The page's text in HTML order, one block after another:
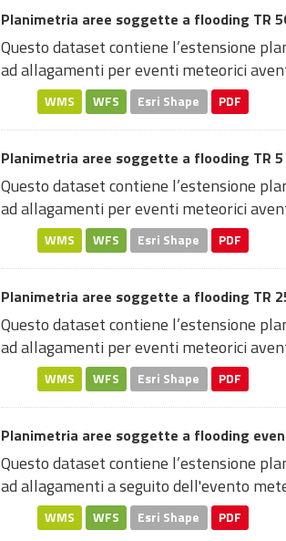
Planimetria aree soggette a flooding TR
Questo dataset contiene l’estensione
ad allagamenti per eventi meteorici
WMS WFS Esri Shape PDF
Planimetria aree soggette a flooding TR
Questo dataset contiene l’estensione
ad allagamenti per eventi meteorici
WMS WFS Esri Shape PDF
Planimetria aree soggette a flooding TR
Questo dataset contiene l’estensione
ad allagamenti per eventi meteorici
WMS WFS Esri Shape PDF
Planimetria aree soggette a flooding
Questo dataset contiene l’estensione
ad allagamenti a seguito dell'evento
WMS WFS Esri Shape PDF